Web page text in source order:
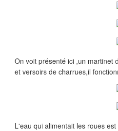
On voit présenté ici ,un martinet
et versoirs de charrues,il
L'eau qui alimentait les roues